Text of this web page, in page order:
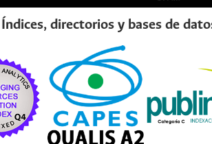
Índices, directorios y bases de